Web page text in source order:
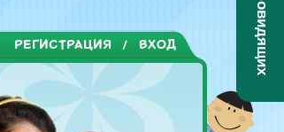
РЕГИСТРАЦИЯ / ВХОД